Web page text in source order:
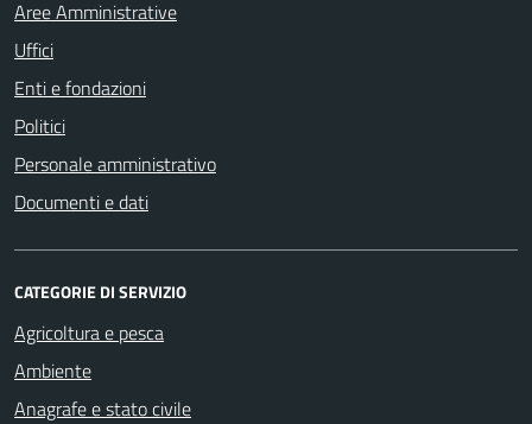
Aree Amministrative
Uffici
Enti e fondazioni
Politici
Personale amministrativo
Documenti e dati
CATEGORIE DI SERVIZIO
Agricoltura e pesca
Ambiente
Anagrafe e stato civile